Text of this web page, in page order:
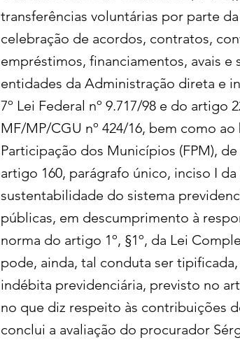
transferências voluntárias por parte
celebração de acordos, contratos,
empréstimos, financiamentos, avais
entidades da Administração direta e
7º Lei Federal nº 9.717/98 e do artigo
MF/MP/CGU nº 424/16, bem como
Participação dos Municípios (FPM),
artigo 160, parágrafo único, inciso I
sustentabilidade do sistema
públicas, em descumprimento à
norma do artigo 1º, §1º, da Lei
pode, ainda, tal conduta ser
indébita previdenciária, previsto no
no que diz respeito às contribuições
conclui a avaliação do procurador